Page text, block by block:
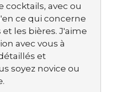
cocktails, avec ou
ce qui concerne
les bières. J'aime
avec vous à
et
soyez novice ou